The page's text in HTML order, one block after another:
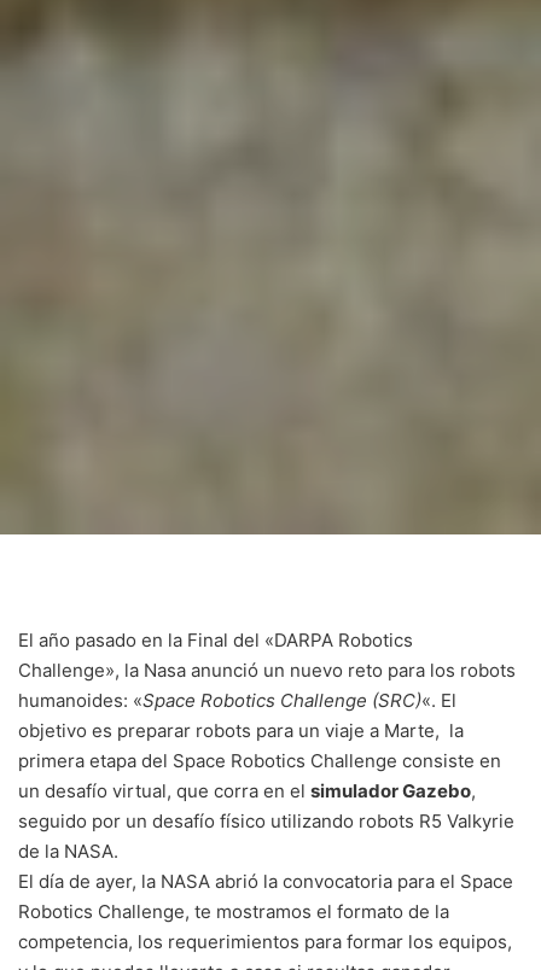
El año pasado en la Final del «DARPA Robotics
Challenge», la Nasa anunció un nuevo reto para los robots
humanoides: «Space Robotics Challenge (SRC)«. El
objetivo es preparar robots para un viaje a Marte, la
primera etapa del Space Robotics Challenge consiste en
un desafío virtual, que corra en el simulador Gazebo,
seguido por un desafío físico utilizando robots R5 Valkyrie
de la NASA.
El día de ayer, la NASA abrió la convocatoria para el Space
Robotics Challenge, te mostramos el formato de la
competencia, los requerimientos para formar los equipos,